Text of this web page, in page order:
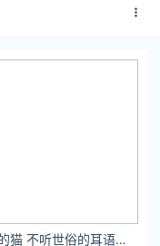
苏打的猫 不听世俗的耳语，只看自己喜欢的风景 - 小红书